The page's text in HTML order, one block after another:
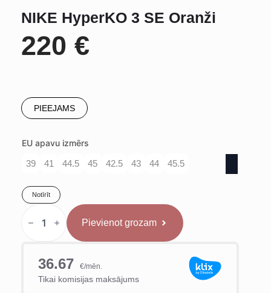
NIKE HyperKO 3 SE Oranži
220 €
PIEEJAMS
EU apavu izmērs
39
41 44.5 45 42.5 43 44 45.5
Notīrīt
Pievienot grozam